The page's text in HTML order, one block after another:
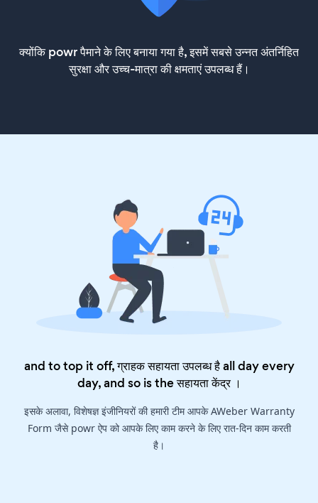
क्योंकि powr पैमाने के लिए बनाया गया है, इसमें सबसे उन्नत अंतर्निहित
सुरक्षा और उच्च-मात्रा की क्षमताएं उपलब्ध हैं।
and to top it off, ग्राहक सहायता उपलब्ध है all day every
day, and so is theसहायता केंद्र।
इसके अलावा, विशेषज्ञ इंजीनियरों की हमारी टीम आपके AWeber Warranty
Form जैसे powr ऐप को आपके लिए काम करने के लिए रात-दिन काम करती
है।